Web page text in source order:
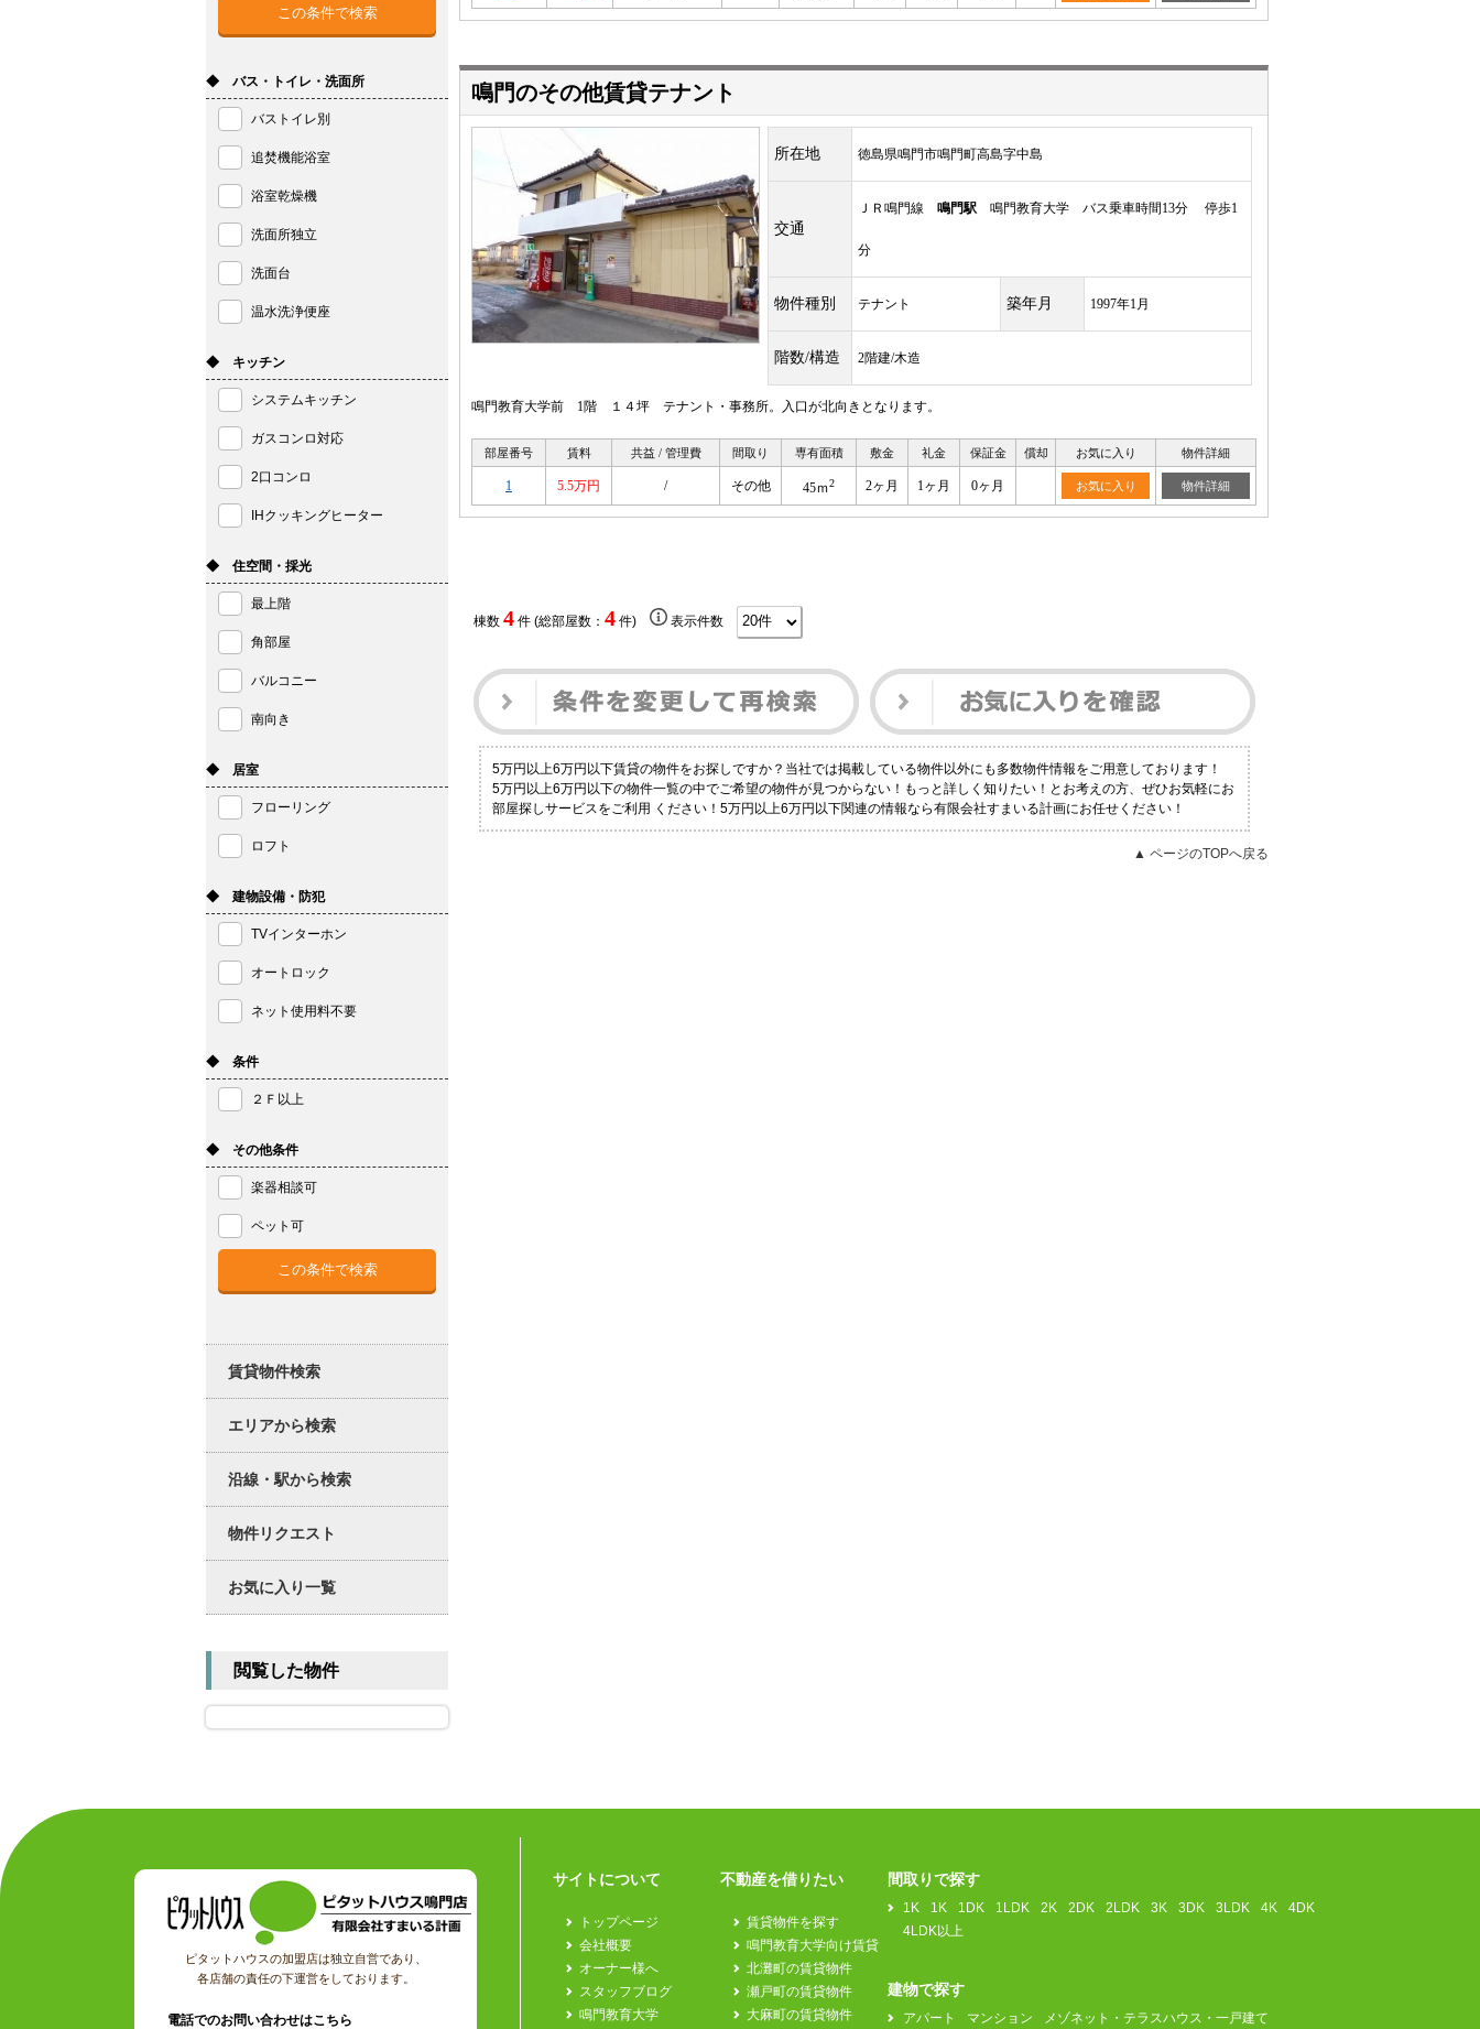
鳴門のその他賃貸テナント
所在地 徳島県鳴門市鳴門町高島字中島
交通
ＪＲ鳴門線 鳴門駅 鳴門教育大学 バス乗車時間13分 停歩1
分
物件種別 テナント 築年月 1997年1月
階数/構造 2階建/木造
鳴門教育大学前 1階 １４坪 テナント・事務所。入口が北向きとなります。
部屋番号 賃料 共益 / 管理費 間取り 専有面積 敷金 礼金 保証金 償却 お気に入り 物件詳細
1 5.5万円 / その他 45ｍ2 2ヶ月 1ヶ月 0ヶ月 お気に入り 物件詳細
棟数 4件 (総部屋数： 4件) 表示件数
5万円以上6万円以下賃貸の物件をお探しですか？当社では掲載している物件以外にも多数物件情報をご用意しております！
5万円以上6万円以下の物件一覧の中でご希望の物件が見つからない！もっと詳しく知りたい！とお考えの方、ぜひお気軽にお
部屋探しサービスをご利用 ください！5万円以上6万円以下関連の情報なら有限会社すまいる計画にお任せください！
▲ ページのTOPへ戻る
◆ バス・トイレ・洗面所
バストイレ別
追焚機能浴室
浴室乾燥機
洗面所独立
洗面台
温水洗浄便座
◆ キッチン
システムキッチン
ガスコンロ対応
2口コンロ
IHクッキングヒーター
◆ 住空間・採光
最上階
角部屋
バルコニー
南向き
◆ 居室
フローリング
ロフト
◆ 建物設備・防犯
TVインターホン
オートロック
ネット使用料不要
◆ 条件
２Ｆ以上
◆ その他条件
楽器相談可
ペット可
賃貸物件検索
エリアから検索
沿線・駅から検索
物件リクエスト
お気に入り一覧
閲覧した物件
ピタットハウスの加盟店は独立自営であり、
各店舗の責任の下運営をしております。
電話でのお問い合わせはこちら
サイトについて
トップページ
会社概要
オーナー様へ
スタッフブログ
鳴門教育大学
不動産を借りたい
賃貸物件を探す
鳴門教育大学向け賃貸
北灘町の賃貸物件
瀬戸町の賃貸物件
大麻町の賃貸物件
間取りで探す
1K 1K 1DK 1LDK 2K 2DK 2LDK 3K 3DK 3LDK 4K
4DK
4LDK以上
建物で探す
アパート マンション メゾネット・テラスハウス・一戸建て